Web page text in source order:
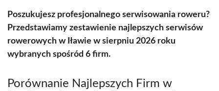
Poszukujesz profesjonalnego serwisowania roweru?
Przedstawiamy zestawienie najlepszych serwisów
rowerowych w Iławie w sierpniu 2026 roku
wybranych spośród 6 firm.
Porównanie Najlepszych Firm w